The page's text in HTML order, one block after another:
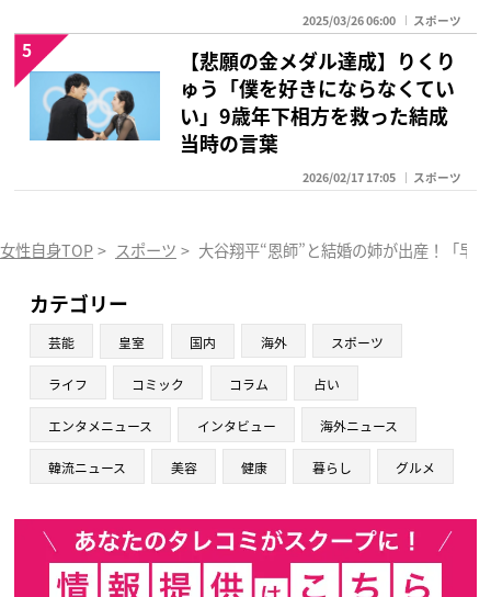
2025/03/26 06:00 スポーツ
【悲願の金メダル達成】りくり
ゅう「僕を好きにならなくてい
い」9歳年下相方を救った結成
当時の言葉
2026/02/17 17:05 スポーツ
5
女性自身TOP > スポーツ > 大谷翔平“恩師”と結婚の姉が出産！「早
カテゴリー
芸能 皇室 国内 海外 スポーツ
ライフ コミック コラム 占い
エンタメニュース インタビュー 海外ニュース
韓流ニュース 美容 健康 暮らし グルメ